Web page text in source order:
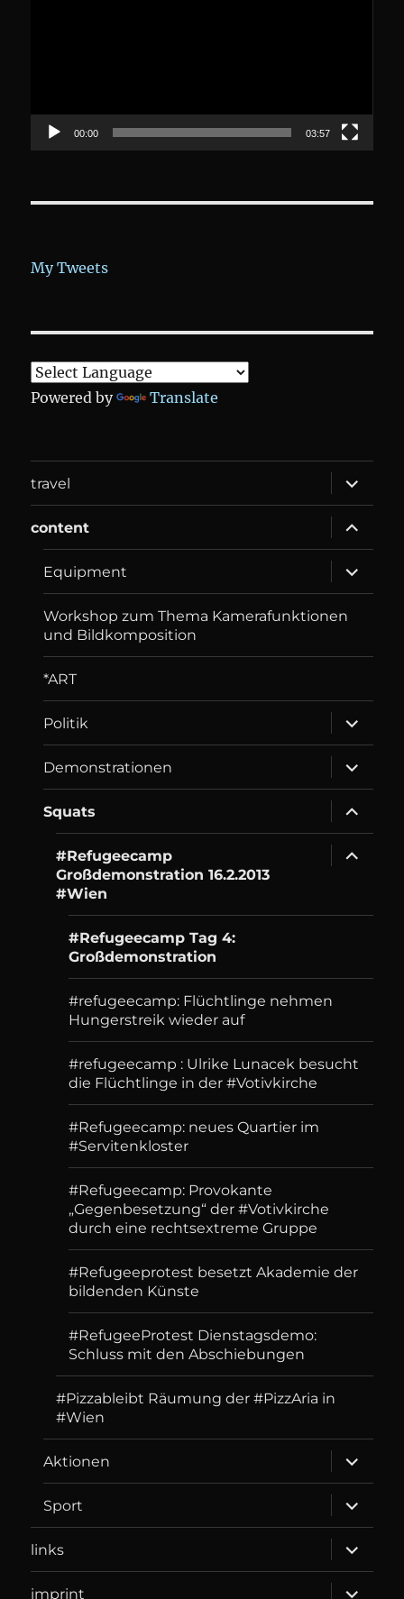
00:00 03:57
My Tweets
Powered by Translate
travel
expand
child
menu
content
expand
child
menu
Equip­ment
expand
child
menu
Workshop zum Thema Kamerafunktionen
und Bildkomposition
*ART
Politik
expand
child
menu
Demonstrationen
expand
child
menu
Squats
expand
child
menu
#Refugeecamp
Großdemonstration 16.2.2013
#Wien
expand
child
#Refugeecamp Tag 4:
Großdemonstration
#refugeecamp: Flüchtlinge nehmen
Hungerstreik wieder auf
#refugeecamp : Ulrike Lunacek besucht
die Flüchtlinge in der #Votivkirche
#Refugeecamp: neues Quartier im
#Servitenkloster
#Refugeecamp: Provokante
„Gegenbesetzung“ der #Votivkirche
durch eine rechtsextreme Gruppe
#Refugeeprotest besetzt Akademie der
bildenden Künste
#RefugeeProtest Dienstagsdemo:
Schluss mit den Abschiebungen
#Pizzableibt Räumung der #PizzAria in
#Wien
Aktionen
expand
child
menu
Sport
expand
child
menu
links
expand
child
menu
imprint
expand